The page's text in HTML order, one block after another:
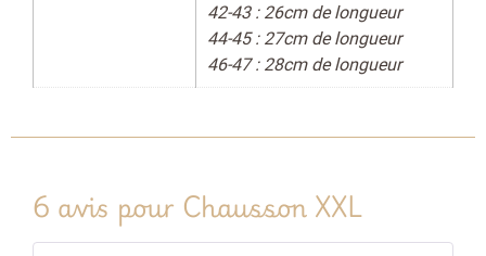
42-43 : 26cm de longueur
44-45 : 27cm de longueur
46-47 : 28cm de longueur
6 avis pour Chausson XXL